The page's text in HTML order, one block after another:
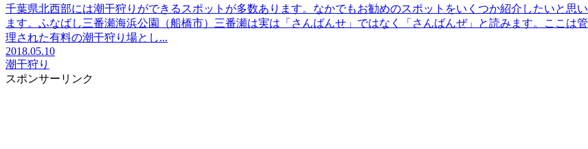
千葉県北西部には潮干狩りができるスポットが多数あります。なかでもお勧めのスポットをいくつか紹介したいと思い
ます。ふなばし三番瀬海浜公園（船橋市）三番瀬は実は「さんばんせ」ではなく「さんばんぜ」と読みます。ここは管
理された有料の潮干狩り場とし...
2018.05.10
潮干狩り
スポンサーリンク